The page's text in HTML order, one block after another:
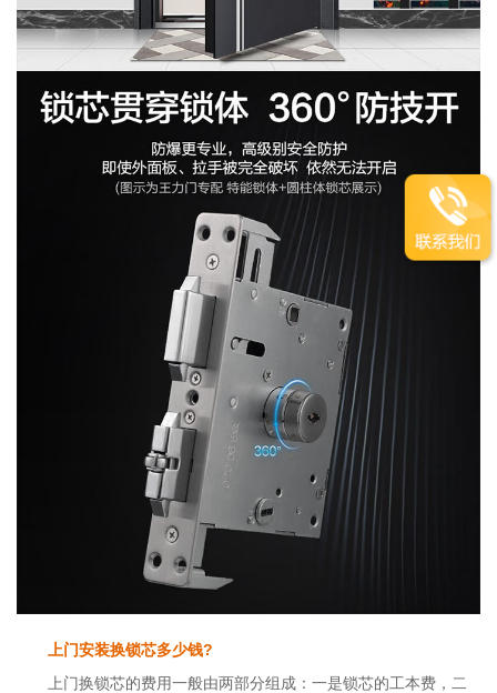
上门安装换锁芯多少钱?
上门换锁芯的费用一般由两部分组成：一是锁芯的工本费，二